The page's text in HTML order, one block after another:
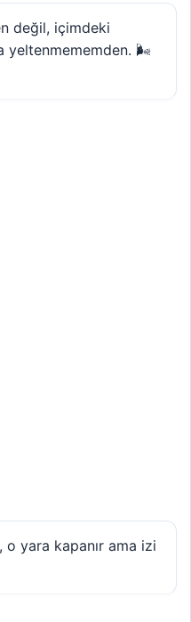
değil, içimdeki
yeltenmememden. 🌬️
o yara kapanır ama izi